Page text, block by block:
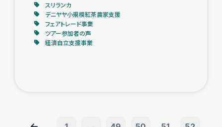
スリランカ
デニヤヤ小規模紅茶農家支援
フェアトレード事業
ツアー参加者の声
経済自立支援事業